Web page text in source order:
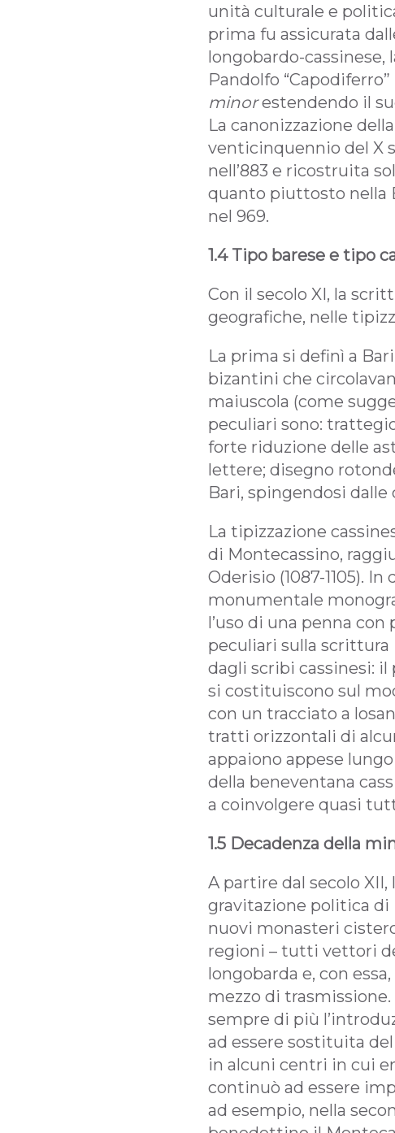
unità culturale e
prima fu assicurata
longobardo-cassinese,
Pandolfo
minorestendendo il
La canonizzazione
venticinquennio del X
nell’883 e ricostruita
quanto piuttosto nella
nel 969.
1.4 Tipo barese e tipo
Con il secolo XI, la
geografiche, nelle
La prima si definì a
bizantini che
maiuscola (come
peculiari sono:
forte riduzione delle
lettere; disegno
Bari, spingendosi
La tipizzazione
di Montecassino,
Oderisio (1087-1105).
monumentale
l’uso di una penna
peculiari sulla
dagli scribi cassinesi:
si costituiscono sul
con un tracciato a
tratti orizzontali di
appaiono appese
della beneventana
a coinvolgere quasi
1.5 Decadenza della
A partire dal secolo
gravitazione politica di
nuovi monasteri
regioni – tutti vettori
longobarda e, con
mezzo di
sempre di più
ad essere sostituita
in alcuni centri in cui
continuò ad essere
ad esempio, nella